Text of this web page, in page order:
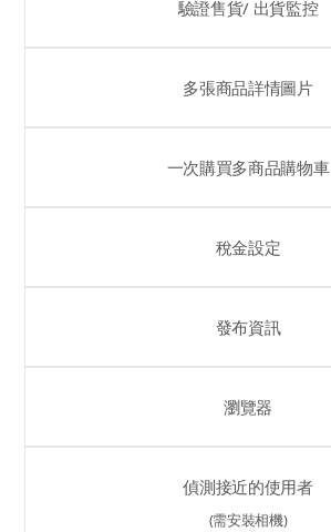
驗證售貨/ 出貨監控
多張商品詳情圖片
一次購買多商品購物車
稅金設定
發布資訊
瀏覽器
偵測接近的使用者
(需安裝相機)